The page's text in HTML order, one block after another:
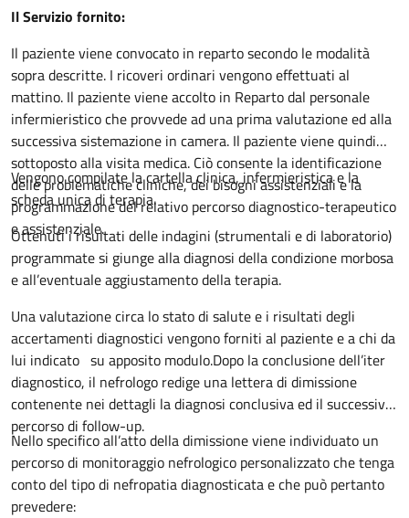
Descrizione
Il Servizio fornito:
Il paziente viene convocato in reparto secondo le modalità
sopra descritte. I ricoveri ordinari vengono effettuati al
mattino. Il paziente viene accolto in Reparto dal personale
infermieristico che provvede ad una prima valutazione ed alla
successiva sistemazione in camera. Il paziente viene quindi
sottoposto alla visita medica. Ciò consente la identificazione
delle problematiche cliniche, dei bisogni assistenziali e la
programmazione del relativo percorso diagnostico-terapeutico
e assistenziale.
Vengono compilate la cartella clinica, infermieristica e la
scheda unica di terapia.
Ottenuti i risultati delle indagini (strumentali e di laboratorio)
programmate si giunge alla diagnosi della condizione morbosa
e all’eventuale aggiustamento della terapia.
Una valutazione circa lo stato di salute e i risultati degli
accertamenti diagnostici vengono forniti al paziente e a chi da
lui indicato su apposito modulo.Dopo la conclusione dell’iter
diagnostico, il nefrologo redige una lettera di dimissione
contenente nei dettagli la diagnosi conclusiva ed il successivo
percorso di follow-up.
Nello specifico all’atto della dimissione viene individuato un
percorso di monitoraggio nefrologico personalizzato che tenga
conto del tipo di nefropatia diagnosticata e che può pertanto
prevedere: